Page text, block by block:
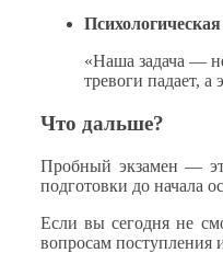
«Наша задача —
тревоги падает, а
Что дальше?
Пробный экзамен —
подготовки до начала
Есливы сегодня не
вопросам поступления